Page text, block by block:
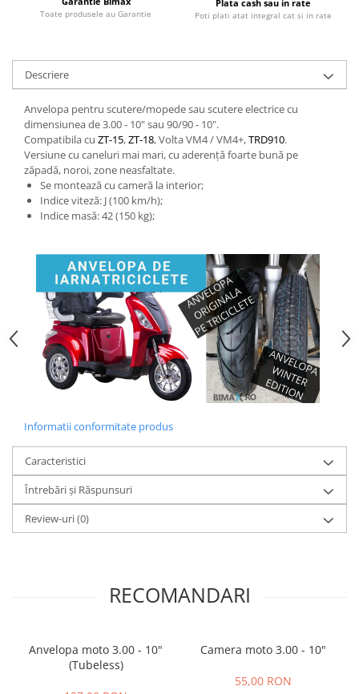
Cu 3 Roti fara Permis
Cu 4 Roti
Cu Pedale
Fara Permis
25 km/h
45 km/h
50 km/h
Chopper
⬇ MARCI
➔ RDB
➔ Volta
➔ Z-Tech
➔ Kuba
PIESE DE SCHIMB
Baterii
Baterii 48V
Baterii 60V
Camere
Cauciucuri
Dama
Toate produsele au Garantie
Plata cash sau in rate
Poti plati atat integral cat si in rate
Descriere
Anvelopa pentru scutere/mopede sau scutere electrice cu
dimensiunea de 3.00 - 10" sau 90/90 - 10".
Compatibila cu ZT-15,ZT-18, Volta VM4 / VM4+,TRD910.
Versiune cu caneluri mai mari, cu aderență foarte bună pe
zăpadă, noroi, zone neasfaltate.
Se montează cu cameră la interior;
Indice viteză: J (100 km/h);
Indice masă: 42 (150 kg);
Informatii conformitate produs
Caracteristici
Întrebări și Răspunsuri
Review-uri(0)
RECOMANDARI
Anvelopa moto 3.00 - 10"
(Tubeless)
Camera moto 3.00 - 10"
55,00 RON